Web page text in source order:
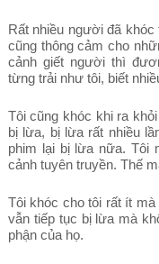
Rất nhiều người đã
cũng thông cảm cho
cảnh giết người thì
từng trải như tôi, biết
Tôi cũng khóc khi ra
bị lừa, bị lừa rất nhiều
phim lại bị lừa nữa. Tôi
cảnh tuyên truyền. Thế
Tôi khóc cho tôi rất ít
vẫn tiếp tục bị lừa mà
phận của họ.